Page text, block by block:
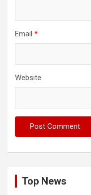
Email *
Website
Top News